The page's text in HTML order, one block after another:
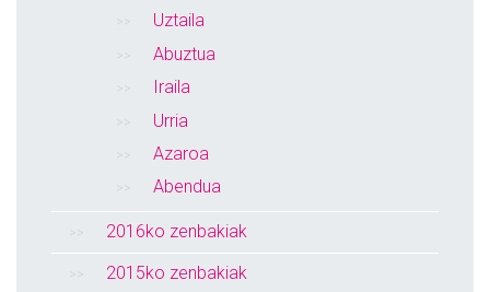
Uztaila
Abuztua
Iraila
Urria
Azaroa
Abendua
2016ko zenbakiak
2015ko zenbakiak